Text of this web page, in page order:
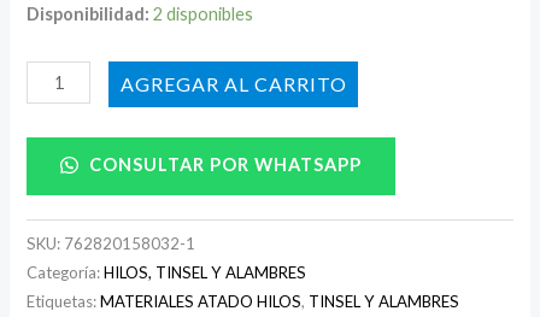
Disponibilidad: 2 disponibles
AÑADIR AL CARRITO
CONSULTAR POR WHATSAPP
SKU: 762820158032-1
Categoría:HILOS, TINSEL Y ALAMBRES
Etiquetas:MATERIALES ATADO HILOS, TINSEL Y ALAMBRES